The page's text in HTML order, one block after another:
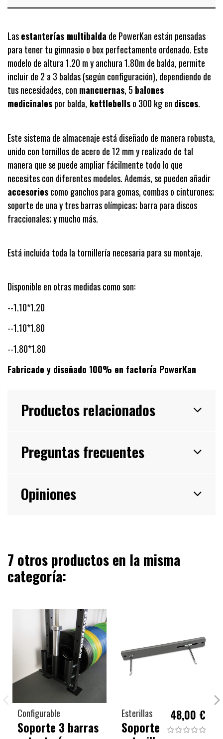
Lasestanterías multibalda de PowerKan están pensadas
para tener tu gimnasio o box perfectamente ordenado. Este
modelo de altura 1.20 m y anchura 1.80m de balda, permite
incluir de 2 a 3 baldas (según configuración), dependiendo de
tus necesidades, con mancuernas, 5 balones
medicinalespor balda, kettlebellso 300 kg en discos.
Este sistema de almacenaje está diseñado de manera robusta,
unido con tornillos de acero de 12 mm y realizado de tal
manera que se puede ampliar fácilmente todo lo que
necesites con diferentes modelos. Además, se pueden añadir
accesorioscomo ganchos para gomas, combas o cinturones;
soporte de una y tres barras olímpicas; barra para discos
fraccionales; y mucho más.
Está incluida toda la tornillería necesaria para su montaje.
Disponible en otras medidas como son:
--1.10*1.20
--1.10*1.80
--1.80*1.80
Fabricado y diseñado 100% en factoría PowerKan
Productos relacionados
Preguntas frecuentes
Opiniones
7 otros productos en la misma
categoría:
Configurable
Soporte 3 barras
Esterillas
Soporte
48,00 €